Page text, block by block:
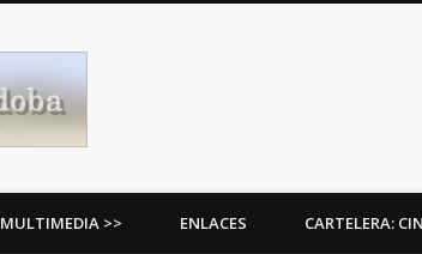
MULTIMEDIA >> ENLACES CARTELERA: